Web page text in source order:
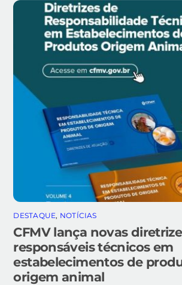
DESTAQUE, NOTÍCIAS
CFMV lança novas
responsáveis técnicos em
estabelecimentos de
origem animal